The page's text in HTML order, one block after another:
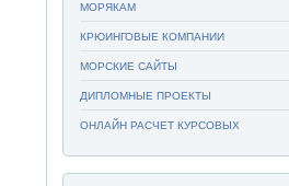
МОРЯКАМ
КРЮИНГОВЫЕ КОМПАНИИ
МОРСКИЕ САЙТЫ
ДИПЛОМНЫЕ ПРОЕКТЫ
ОНЛАЙН РАСЧЕТ КУРСОВЫХ